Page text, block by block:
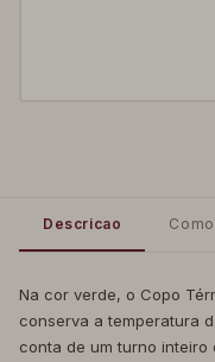
Descricao
Na cor verde, o Copo
conserva a temperatura
conta de um turno inteiro